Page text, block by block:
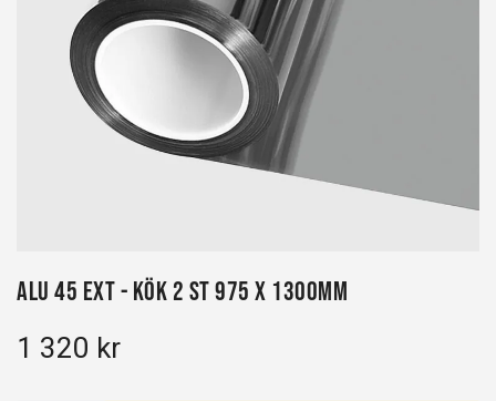
Alu 45 EXT - Kök 2 st 975 x 1300mm
1 320 kr